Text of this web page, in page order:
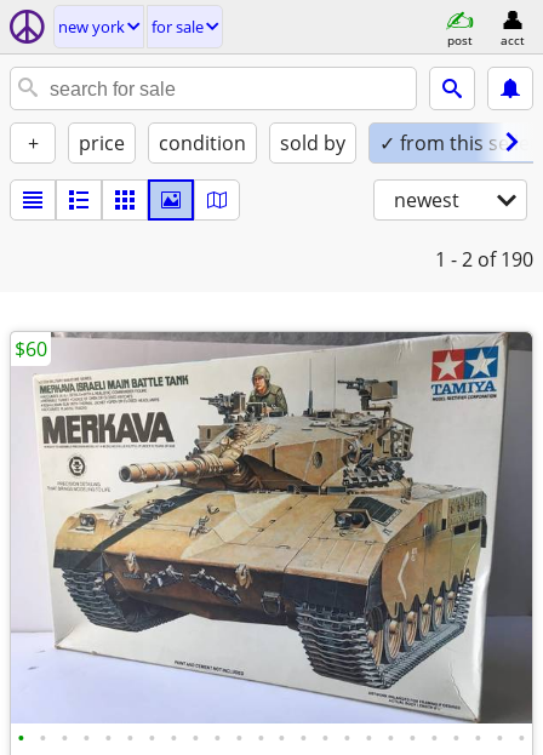
new york for sale
post acct
+ price condition sold by ✓ from this seller
newest
1 - 2 of 190
• • • • • • • • • • • • • • • • • • • • • • • •
$60